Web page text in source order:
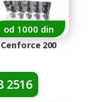
od 1000 din
Cenforce 200
2516